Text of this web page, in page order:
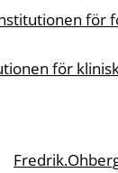
för
för